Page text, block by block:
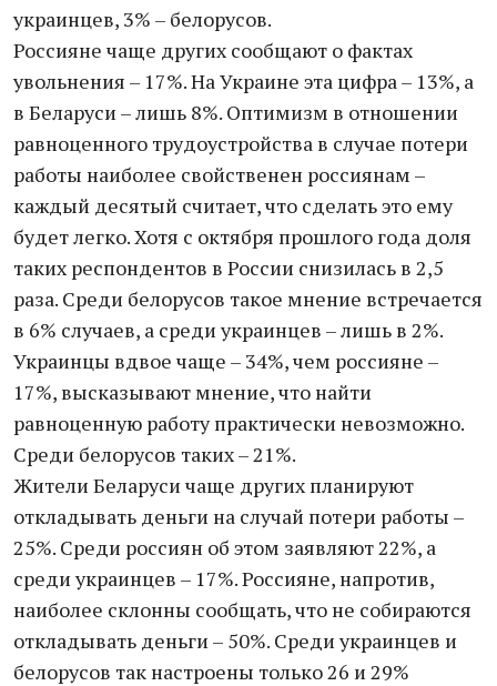
украинцев, 3% – белорусов.
Россияне чаще других сообщают о фактах
увольнения – 17%. На Украине эта цифра – 13%, а
в Беларуси – лишь 8%. Оптимизм в отношении
равноценного трудоустройства в случае потери
работы наиболее свойственен россиянам –
каждый десятый считает, что сделать это ему
будет легко. Хотя с октября прошлого года доля
таких респондентов в России снизилась в 2,5
раза. Среди белорусов такое мнение встречается
в 6% случаев, а среди украинцев – лишь в 2%.
Украинцы вдвое чаще – 34%, чем россияне –
17%, высказывают мнение, что найти
равноценную работу практически невозможно.
Среди белорусов таких – 21%.
Жители Беларуси чаще других планируют
откладывать деньги на случай потери работы –
25%. Среди россиян об этом заявляют 22%, а
среди украинцев – 17%. Россияне, напротив,
наиболее склонны сообщать, что не собираются
откладывать деньги – 50%. Среди украинцев и
белорусов так настроены только 26 и 29%